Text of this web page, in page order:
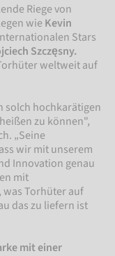
Riege von
wie Kevin
Stars
Szczęsny.
weltweit auf
solch hochkarätigen
zu können",
„Seine
wir mit unserem
Innovation genau
mit
Torhüter auf
das zu liefern ist
mit einer